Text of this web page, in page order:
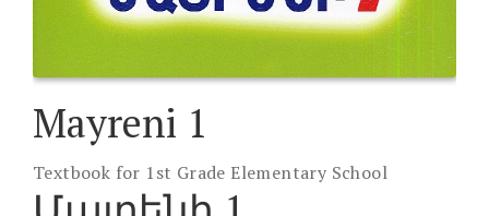
Mayreni 1
Textbook for 1st Grade Elementary School